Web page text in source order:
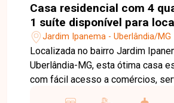
Casa residencial com 4
1 suíte disponível para
venda no bairro Jardim
Uberlândia-MG
Jardim Ipanema - Uberlândia/MG
Localizada no bairro Jardim
Uberlândia-MG, esta ótima casa
com fácil acesso a comércios,